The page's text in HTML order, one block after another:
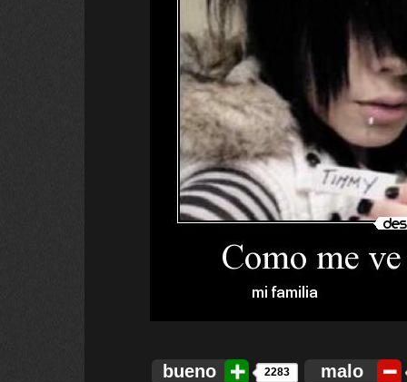
bueno 2283 malo